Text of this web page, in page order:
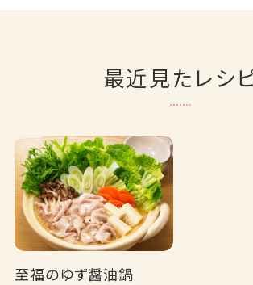
最近見たレシ
至福のゆず醤油鍋